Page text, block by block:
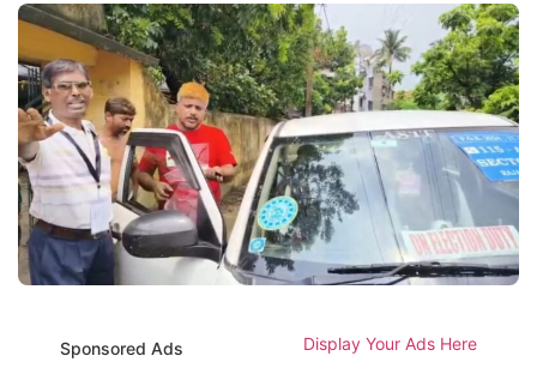
Sponsored Ads Display Your Ads Here